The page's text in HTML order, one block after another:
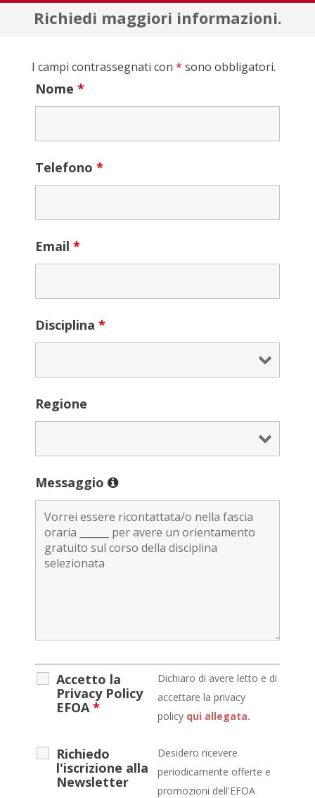
Richiedi maggiori informazioni.
I campi contrassegnati con * sono obbligatori.
Nome *
Telefono *
Email *
Disciplina *
Regione
Messaggio
Accetto la
Privacy Policy
EFOA*
Dichiaro di avere letto e di
accettare la privacy
policy qui allegata.
Richiedo
l'iscrizione alla
Newsletter
Desidero ricevere
periodicamente offerte e
promozioni dell'EFOA